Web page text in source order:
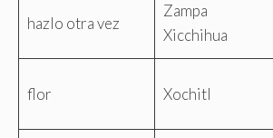
hazlo otra vez
Zampa
Xicchihua
flor Xochitl